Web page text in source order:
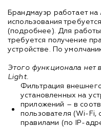
Брандмауэр работает
использования
(подробнее). Для
требуется получение
устройстве. По
Этого функционала нет
Light.
Фильтрация
установленных на
приложений – в
пользователя (Wi-Fi,
правилами (по IP-